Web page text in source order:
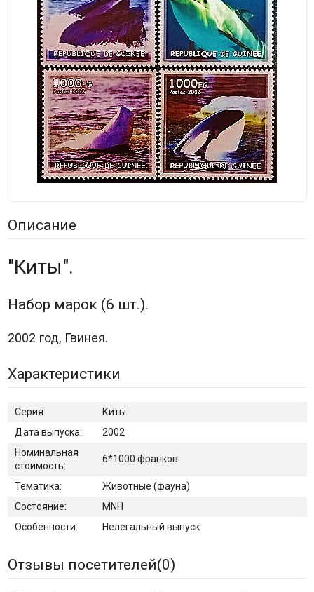
Описание
"Киты".
Набор марок (6 шт.).
2002 год, Гвинея.
Характеристики
Серия:
Киты
Дата выпуска:
2002
Номинальная
стоимость:
6*1000 франков
Тематика:
Животные (фауна)
Состояние:
MNH
Особенности:
Нелегальный выпуск
Отзывы посетителей(0)